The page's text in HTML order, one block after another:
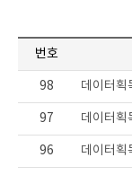
번호
98 데이터
97 데이터획
96 데이터